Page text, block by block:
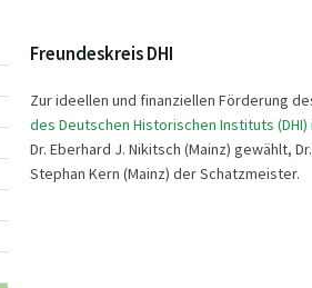
Freundeskreis DHI
Zur ideellen und finanziellen Förderung
des Deutschen Historischen Instituts (DHI)
Dr. Eberhard J. Nikitsch (Mainz) gewählt,
Stephan Kern (Mainz) der Schatzmeister.